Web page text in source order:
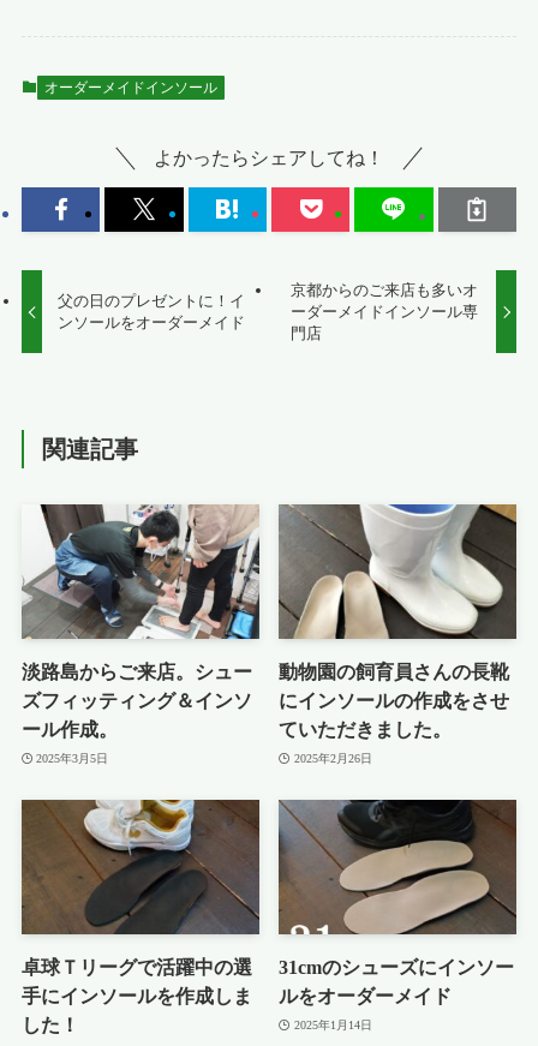
オーダーメイドインソール
よかったらシェアしてね！
父の日のプレゼントに！イ
ンソールをオーダーメイド
京都からのご来店も多いオ
ーダーメイドインソール専
門店
関連記事
淡路島からご来店。シュー
ズフィッティング＆インソ
ール作成。
2025年3月5日
動物園の飼育員さんの長靴
にインソールの作成をさせ
ていただきました。
2025年2月26日
卓球Ｔリーグで活躍中の選
手にインソールを作成しま
した！
31cmのシューズにインソー
ルをオーダーメイド
2025年1月14日